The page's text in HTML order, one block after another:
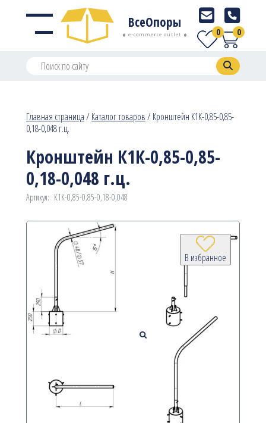
ВсеОпоры
e-commerce outlet 0
0
Главная страница/Каталог товаров/Кронштейн К1К-0,85-0,85-
0,18-0,048 г.ц.
Кронштейн К1К-0,85-0,85-
0,18-0,048 г.ц.
Артикул: К1К-0,85-0,85-0,18-0,048
В избранное